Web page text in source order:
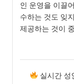
인 운영을 이끌
수하는 것도 잊
제공하는 것이
실시간 성